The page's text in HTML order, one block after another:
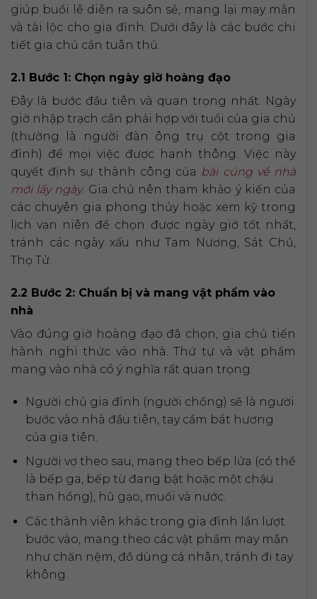
giúp buổi lễ diễn ra suôn sẻ, mang lại may mắn
và tài lộc cho gia đình. Dưới đây là các bước chi
tiết gia chủ cần tuân thủ.
2.1 Bước 1: Chọn ngày giờ hoàng đạo
Đây là bước đầu tiên và quan trọng nhất. Ngày
giờ nhập trạch cần phải hợp với tuổi của gia chủ
(thường là người đàn ông trụ cột trong gia
đình) để mọi việc được hanh thông. Việc này
quyết định sự thành công của bài cúng về nhà
mới lấy ngày. Gia chủ nên tham khảo ý kiến của
các chuyên gia phong thủy hoặc xem kỹ trong
lịch vạn niên để chọn được ngày giờ tốt nhất,
tránh các ngày xấu như Tam Nương, Sát Chủ,
Thọ Tử.
2.2 Bước 2: Chuẩn bị và mang vật phẩm vào
nhà
Vào đúng giờ hoàng đạo đã chọn, gia chủ tiến
hành nghi thức vào nhà. Thứ tự và vật phẩm
mang vào nhà có ý nghĩa rất quan trọng.
Người chủ gia đình (người chồng) sẽ là người
bước vào nhà đầu tiên, tay cầm bát hương
của gia tiên.
Người vợ theo sau, mang theo bếp lửa (có thể
là bếp ga, bếp từ đang bật hoặc một chậu
than hồng), hũ gạo, muối và nước.
Các thành viên khác trong gia đình lần lượt
bước vào, mang theo các vật phẩm may mắn
như chăn nệm, đồ dùng cá nhân, tránh đi tay
không.